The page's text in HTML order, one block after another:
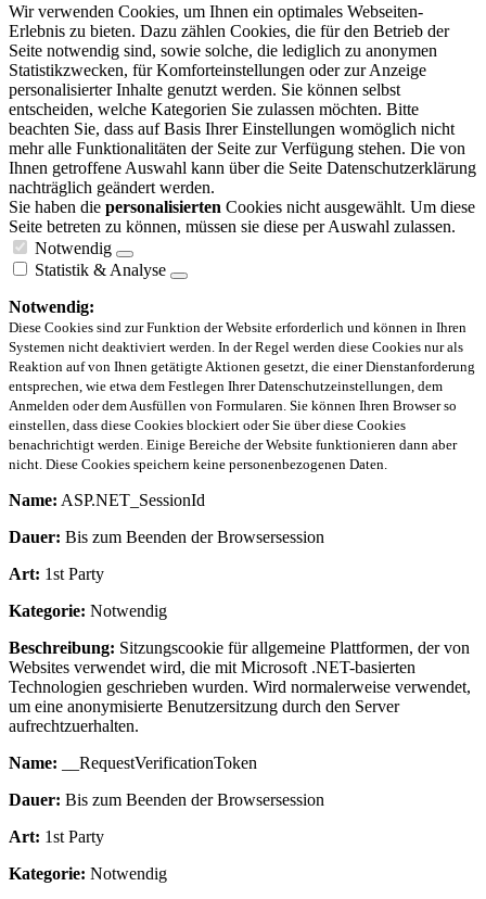
Wir verwenden Cookies, um Ihnen ein optimales Webseiten-
Erlebnis zu bieten. Dazu zählen Cookies, die für den Betrieb der
Seite notwendig sind, sowie solche, die lediglich zu anonymen
Statistikzwecken, für Komforteinstellungen oder zur Anzeige
personalisierter Inhalte genutzt werden. Sie können selbst
entscheiden, welche Kategorien Sie zulassen möchten. Bitte
beachten Sie, dass auf Basis Ihrer Einstellungen womöglich nicht
mehr alle Funktionalitäten der Seite zur Verfügung stehen. Die von
Ihnen getroffene Auswahl kann über die Seite Datenschutzerklärung
nachträglich geändert werden.
Sie haben die personalisierten Cookies nicht ausgewählt. Um diese
Seite betreten zu können, müssen sie diese per Auswahl zulassen.
Notwendig
Statistik & Analyse
Notwendig:
Diese Cookies sind zur Funktion der Website erforderlich und können in Ihren
Systemen nicht deaktiviert werden. In der Regel werden diese Cookies nur als
Reaktion auf von Ihnen getätigte Aktionen gesetzt, die einer Dienstanforderung
entsprechen, wie etwa dem Festlegen Ihrer Datenschutzeinstellungen, dem
Anmelden oder dem Ausfüllen von Formularen. Sie können Ihren Browser so
einstellen, dass diese Cookies blockiert oder Sie über diese Cookies
benachrichtigt werden. Einige Bereiche der Website funktionieren dann aber
nicht. Diese Cookies speichern keine personenbezogenen Daten.
Name: ASP.NET_SessionId
Dauer: Bis zum Beenden der Browsersession
Art: 1st Party
Kategorie: Notwendig
Beschreibung: Sitzungscookie für allgemeine Plattformen, der von
Websites verwendet wird, die mit Microsoft .NET-basierten
Technologien geschrieben wurden. Wird normalerweise verwendet,
um eine anonymisierte Benutzersitzung durch den Server
aufrechtzuerhalten.
Name: __RequestVerificationToken
Dauer: Bis zum Beenden der Browsersession
Art: 1st Party
Kategorie: Notwendig